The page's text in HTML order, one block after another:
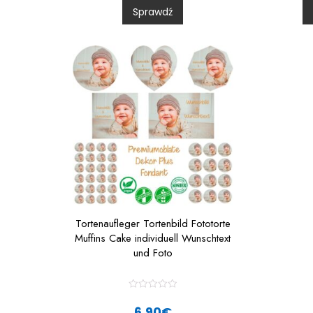
o
u
t
5
Sprawdź
t
Tortenaufleger Tortenbild Fototorte
Muffins Cake individuell Wunschtext
und Foto